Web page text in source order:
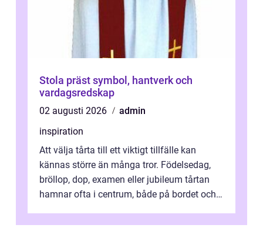
Stola präst symbol, hantverk och
vardagsredskap
02 augusti 2026
admin
inspiration
Att välja tårta till ett viktigt tillfälle kan
kännas större än många tror. Födelsedag,
bröllop, dop, examen eller jubileum tårtan
hamnar ofta i centrum, både på bordet och i